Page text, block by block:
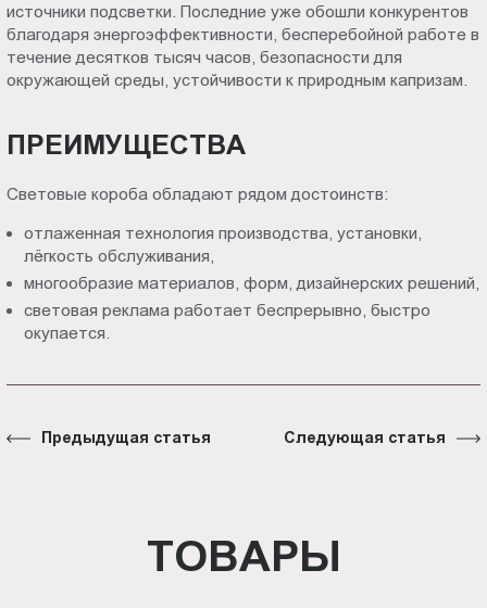
источники подсветки. Последние уже обошли конкурентов
благодаря энергоэффективности, бесперебойной работе в
течение десятков тысяч часов, безопасности для
окружающей среды, устойчивости к природным капризам.
ПРЕИМУЩЕСТВА
Световые короба обладают рядом достоинств:
отлаженная технология производства, установки,
лёгкость обслуживания,
многообразие материалов, форм, дизайнерских решений,
световая реклама работает беспрерывно, быстро
окупается.
Предыдущая статья Следующая статья
ТОВАРЫ